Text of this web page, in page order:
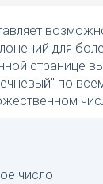
для
странице
по
число